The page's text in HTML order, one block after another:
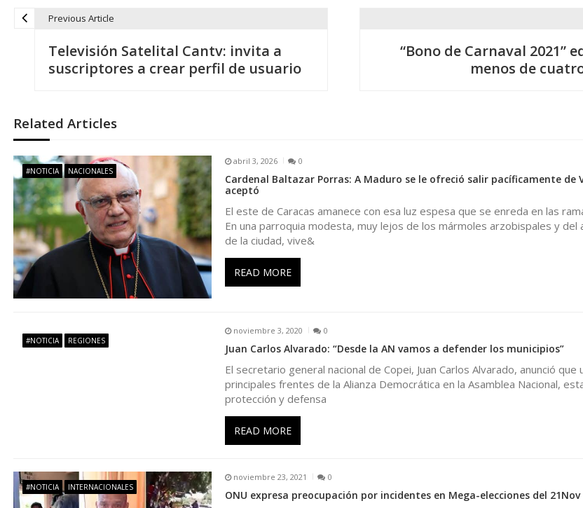
e
g
a
c
i
n
n
Previous Article
Televisión Satelital Cantv: invita a
suscriptores a crear perfil de usuario
“Bono de Carnaval 2021”
menos de
Related Articles
#NOTICIA NACIONALES
abril 3, 2026 0
Cardenal Baltazar Porras: A Maduro se le ofreció salir pacíficamente de
aceptó
El este de Caracas amanece con esa luz espesa que se enreda en las
En una parroquia modesta, muy lejos de los mármoles arzobispales y
de la ciudad, vive&
READ MORE
#NOTICIA REGIONES
noviembre 3, 2020 0
Juan Carlos Alvarado: “Desde la AN vamos a defender los municipios”
El secretario general nacional de Copei, Juan Carlos Alvarado, anunció que
principales frentes de la Alianza Democrática en la Asamblea Nacional,
protección y defensa
READ MORE
#NOTICIA INTERNACIONALES
noviembre 23, 2021 0
ONU expresa preocupación por incidentes en Mega-elecciones del 21Nov